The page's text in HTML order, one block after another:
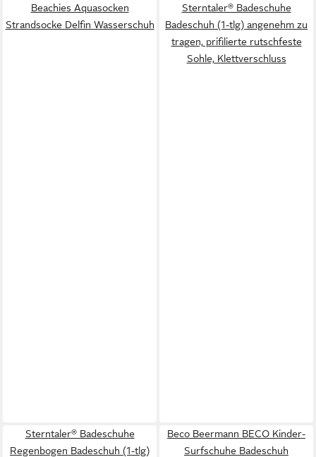
schnelltrocknend Sohle
Beachies Aquasocken
Strandsocke Delfin Wasserschuh
Sterntaler® Badeschuhe
Badeschuh (1-tlg) angenehm zu
tragen, prifilierte rutschfeste
Sohle, Klettverschluss
Sterntaler® Badeschuhe
Regenbogen Badeschuh (1-tlg)
Beco Beermann BECO Kinder-
Surfschuhe Badeschuh